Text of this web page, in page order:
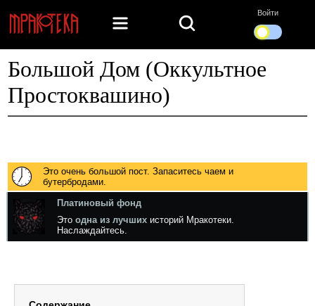
Войти
Большой Дом (Оккультное
Простоквашино)
Это очень большой пост. Запаситесь чаем и
бутербродами.
Платиновый фонд
Этоодна из лучших историй Мракотеки.
Наслаждайтесь.